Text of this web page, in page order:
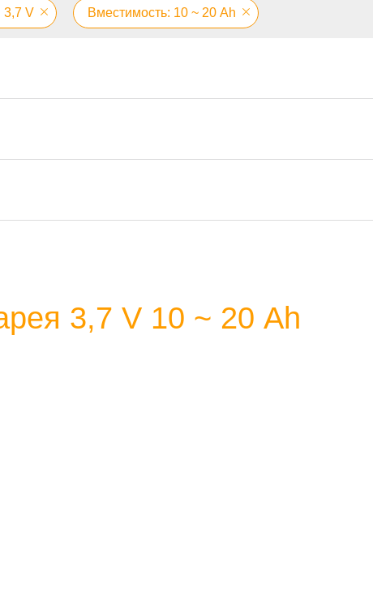
3,7 V Вместимость: 10 ~ 20 Аh
3,7 V 10 ~ 20 Аh